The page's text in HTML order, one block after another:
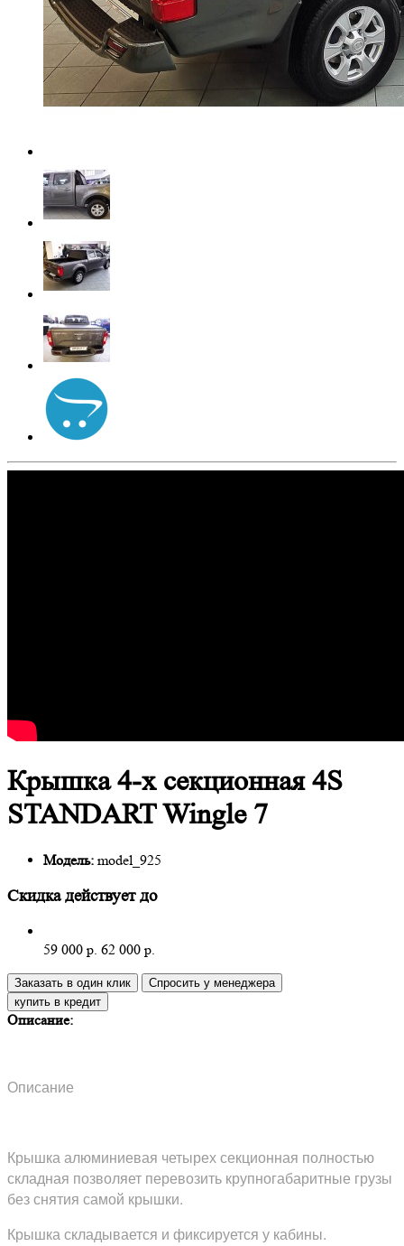
Крышка 4-х секционная 4S
STANDART Wingle 7
Модель: model_925
Скидка действует до
59 000 р. 62 000 р.
Заказать в один клик Спросить у менеджера
Описание:
Описание
Крышка алюминиевая четырех секционная полностью
складная позволяет перевозить крупногабаритные грузы
без снятия самой крышки.
Крышка складывается и фиксируется у кабины.